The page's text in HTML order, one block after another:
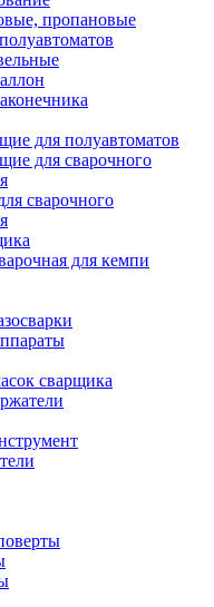
пропановые
для полуавтоматов
для сварочного
сварочного
для кемпи
сварщика